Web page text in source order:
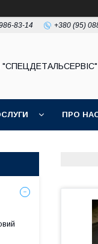
83-14 +380 (95)
"СПЕЦДЕТАЛЬСЕРВІС"
ПРО